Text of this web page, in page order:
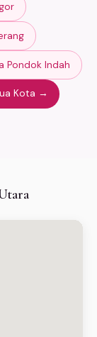
Pondok Indah
Kota →